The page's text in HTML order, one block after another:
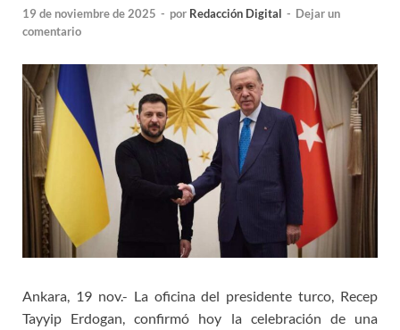
19 de noviembre de 2025 - por Redacción Digital - Dejar un
comentario
Ankara, 19 nov.- La oficina del presidente turco, Recep
Tayyip Erdogan, confirmó hoy la celebración de una